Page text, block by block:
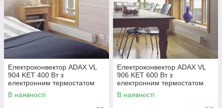
Електроконвектор ADAX VL
904 KET 400 Вт з
електронним термостатом
(Норвегія)
В наявності
Електроконвектор ADAX VL
906 KET 600 Вт з
електронним термостатом
(Норвегія)
В наявності